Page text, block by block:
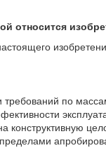
относится
по
конструктивную